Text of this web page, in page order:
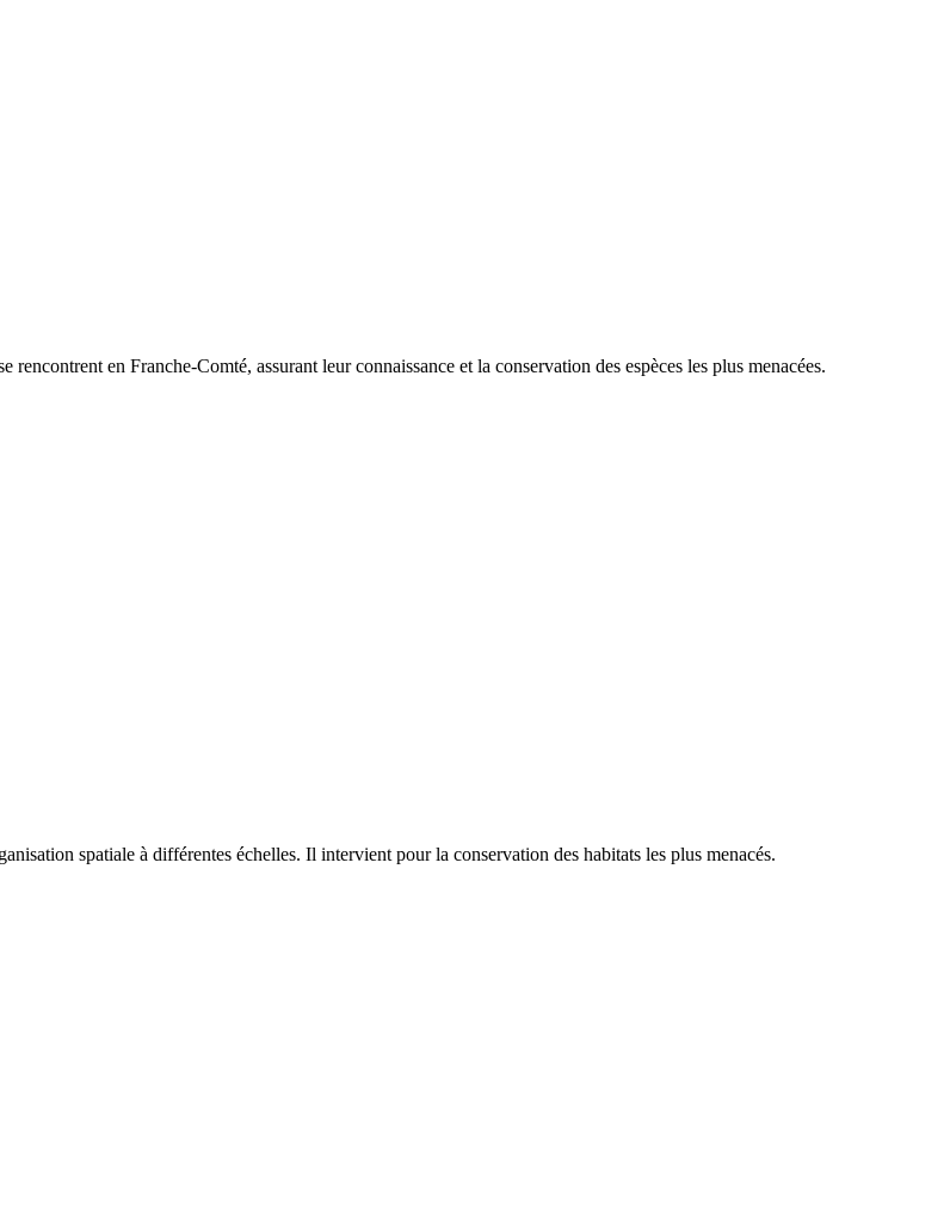
rencontrent en Franche-Comté, assurant leur connaissance et la conservation des espèces les plus menacées.
spatiale à différentes échelles. Il intervient pour la conservation des habitats les plus menacés.